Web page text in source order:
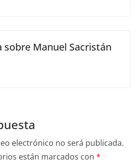
sobre Manuel Sacristán
electrónico no será publicada.
están marcados con *